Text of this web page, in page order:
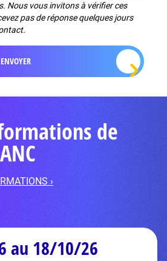
Nous vous invitons à vérifier ces
pas de réponse quelques jours
de
›
au 18/10/26